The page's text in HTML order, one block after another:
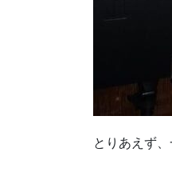
とりあえず